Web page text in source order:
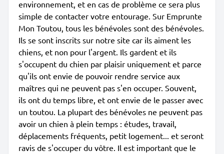
environnement, et en cas de problème ce sera plus
simple de contacter votre entourage. Sur Emprunte
Mon Toutou, tous les bénévoles sont des bénévoles.
Ils se sont inscrits sur notre site car ils aiment les
chiens, et non pour l'argent. Ils gardent et ils
s'occupent du chien par plaisir uniquement et parce
qu'ils ont envie de pouvoir rendre service aux
maîtres qui ne peuvent pas s'en occuper. Souvent,
ils ont du temps libre, et ont envie de le passer avec
un toutou. La plupart des bénévoles ne peuvent pas
avoir un chien à plein temps : études, travail,
déplacements fréquents, petit logement... et seront
ravis de s'occuper du vôtre. Il est important que le